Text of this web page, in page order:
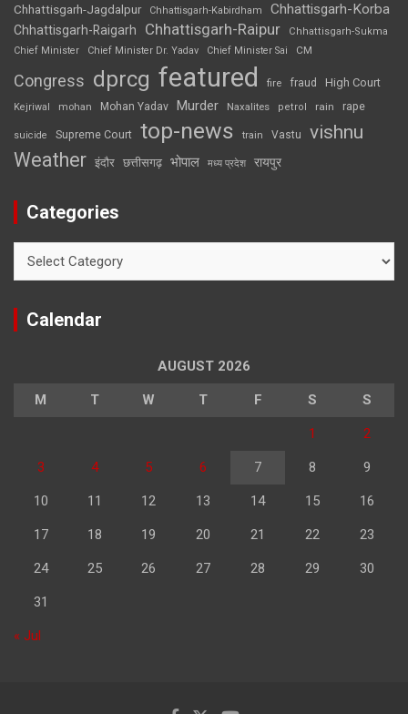
Chhattisgarh-Jagdalpur Chhattisgarh-Kabirdham Chhattisgarh-Korba
Chhattisgarh-Raigarh Chhattisgarh-Raipur
Chhattisgarh-Sukma
Chief Minister
Chief Minister Dr. Yadav Chief Minister Sai CM
Congress dprcg featured fire fraud High Court
Kejriwal mohan Mohan Yadav Murder Naxalites petrol rain rape
suicide Supreme Court top-news train Vastu vishnu
Weather इंदौर छत्तीसगढ़ भोपाल मध्य प्रदेश रायपुर
Categories
Calendar
AUGUST 2026
M T W T F S S
1 2
3 4 5 6 7 8 9
10 11 12 13 14 15 16
17 18 19 20 21 22 23
24 25 26 27 28 29 30
31
« Jul